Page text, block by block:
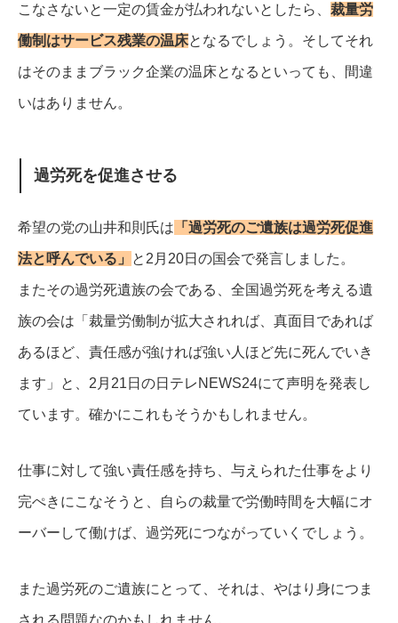
こなさないと一定の賃金が払われないとしたら、 裁量労
働制はサービス残業の温床となるでしょう。そしてそれ
はそのままブラック企業の温床となるといっても、間違
いはありません。
過労死を促進させる
希望の党の山井和則氏は 「過労死のご遺族は過労死促進
法と呼んでいる」 と2月20日の国会で発言しました。
またその過労死遺族の会である、全国過労死を考える遺
族の会は「裁量労働制が拡大されれば、真面目であれば
あるほど、責任感が強ければ強い人ほど先に死んでいき
ます」と、2月21日の日テレNEWS24にて声明を発表し
ています。 確かにこれもそうかもしれません。
仕事に対して強い責任感を持ち、与えられた仕事をより
完ぺきにこなそうと、自らの裁量で労働時間を大幅にオ
ーバーして働けば、過労死につながっていくでしょう。
また過労死のご遺族にとって、それは、やはり身につま